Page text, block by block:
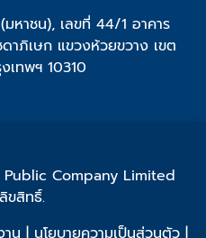
หาชน), เลขที่ 44/1 อาคาร
าภิเษก แขวงห้วยขวาง เขต
เทพฯ 10310
Company Limited
ขสิทธิ์.